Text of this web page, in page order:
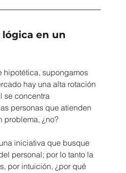
lógica en un
hipotética, supongamos
hay una alta rotación
se concentra
personas que atienden
problema, ¿no?
iniciativa que busque
personal; por lo tanto la
por intuición, ¿por qué